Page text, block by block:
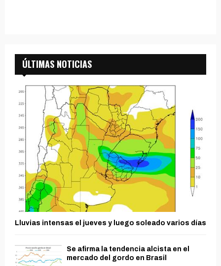
ÚLTIMAS NOTICIAS
Lluvias intensas el jueves y luego soleado varios días
Se afirma la tendencia alcista en el
mercado del gordo en Brasil